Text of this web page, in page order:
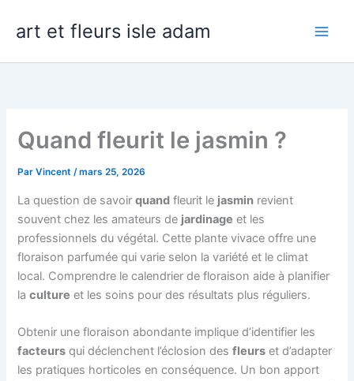
art et fleurs isle adam
Quand fleurit le jasmin ?
ParVincent/mars 25, 2026
La question de savoirquand fleurit le jasmin revient
souvent chez les amateurs de jardinage et les
professionnels du végétal. Cette plante vivace offre une
floraison parfumée qui varie selon la variété et le climat
local. Comprendre le calendrier de floraison aide à planifier
laculture et les soins pour des résultats plus réguliers.
Obtenir une floraison abondante implique d’identifier les
facteurs qui déclenchent l’éclosion desfleurs et d’adapter
les pratiques horticoles en conséquence. Un bon apport